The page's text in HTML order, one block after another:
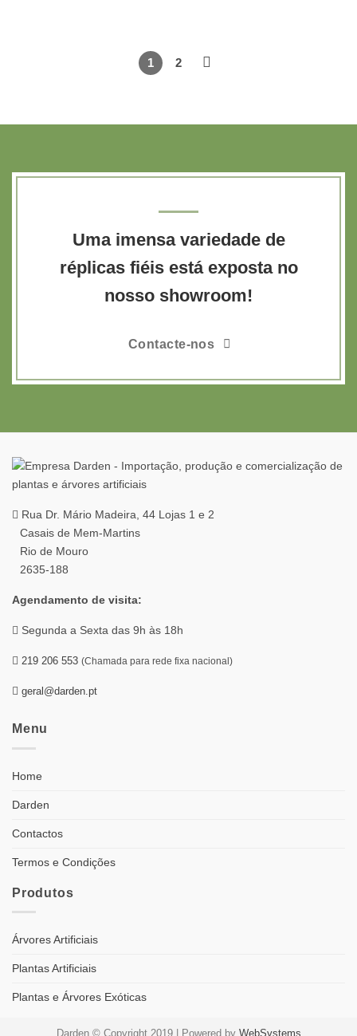
1 2
Uma imensa variedade de
réplicas fiéis está exposta no
nosso showroom!
Contacte-nos
Rua Dr. Mário Madeira, 44 Lojas 1 e 2
Casais de Mem-Martins
Rio de Mouro
2635-188
Agendamento de visita:
Segunda a Sexta das 9h às 18h
219 206 553 (Chamada para rede fixa nacional)
geral@darden.pt
Menu
Home
Darden
Contactos
Termos e Condições
Produtos
Árvores Artificiais
Plantas Artificiais
Plantas e Árvores Exóticas
Darden © Copyright 2019 | Powered by WebSystems